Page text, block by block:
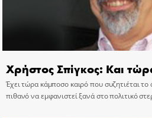
Χρήστος Σπίγκος: Και
Έχει τώρα κάμποσο καιρό που συζητιέται το
πιθανό να εμφανιστεί ξανά στο πολιτικό